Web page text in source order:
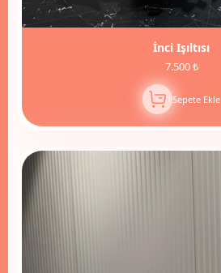
İnci Işıltısı
7.500 ₺
Sepete Ekle